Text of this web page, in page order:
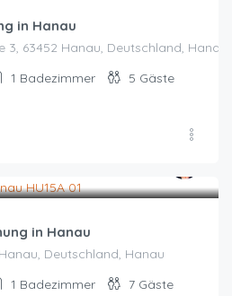
in Hanau
63452 Hanau, Deutschland, Hanau
1 Badezimmer 5 Gäste
in Hanau
Deutschland, Hanau
1 Badezimmer 7 Gäste